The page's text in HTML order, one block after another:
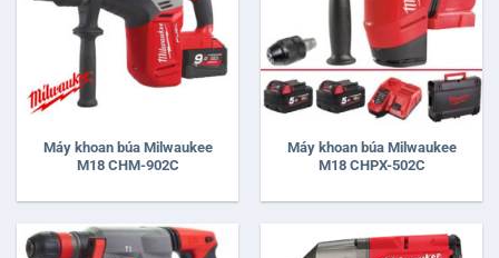
Máy khoan búa Milwaukee
M18 CHM-902C
Máy khoan búa Milwaukee
M18 CHPX-502C